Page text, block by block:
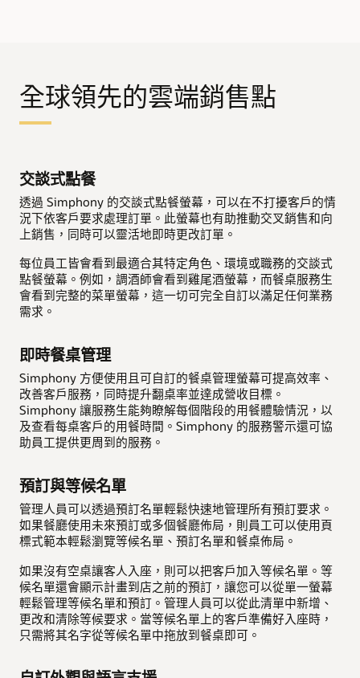
全球領先的雲端銷售點
交談式點餐
透過 Simphony 的交談式點餐螢幕，可以在不打擾客戶的情
況下依客戶要求處理訂單。此螢幕也有助推動交叉銷售和向
上銷售，同時可以靈活地即時更改訂單。
每位員工皆會看到最適合其特定角色、環境或職務的交談式
點餐螢幕。例如，調酒師會看到雞尾酒螢幕，而餐桌服務生
會看到完整的菜單螢幕，這一切可完全自訂以滿足任何業務
需求。
即時餐桌管理
Simphony 方便使用且可自訂的餐桌管理螢幕可提高效率、
改善客戶服務，同時提升翻桌率並達成營收目標。
Simphony 讓服務生能夠瞭解每個階段的用餐體驗情況，以
及查看每桌客戶的用餐時間。Simphony 的服務警示還可協
助員工提供更周到的服務。
預訂與等候名單
管理人員可以透過預訂名單輕鬆快速地管理所有預訂要求。
如果餐廳使用未來預訂或多個餐廳佈局，則員工可以使用頁
標式範本輕鬆瀏覽等候名單、預訂名單和餐桌佈局。
如果沒有空桌讓客人入座，則可以把客戶加入等候名單。等
候名單還會顯示計畫到店之前的預訂，讓您可以從單一螢幕
輕鬆管理等候名單和預訂。管理人員可以從此清單中新增、
更改和清除等候要求。當等候名單上的客戶準備好入座時，
只需將其名字從等候名單中拖放到餐桌即可。